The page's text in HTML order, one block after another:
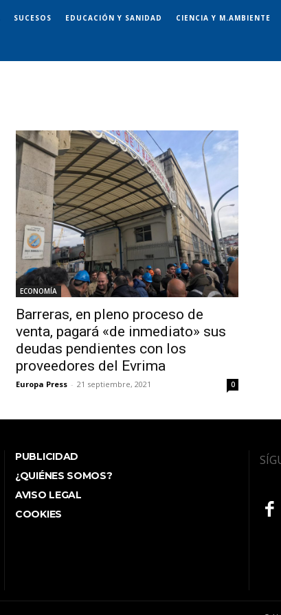
SUCESOS EDUCACIÓN Y SANIDAD CIENCIA Y M.AMBIENTE
ECONOMÍA
Barreras, en pleno proceso de
venta, pagará «de inmediato» sus
deudas pendientes con los
proveedores del Evrima
Europa Press - 21 septiembre, 2021 0
PUBLICIDAD
¿QUIÉNES SOMOS?
AVISO LEGAL
COOKIES